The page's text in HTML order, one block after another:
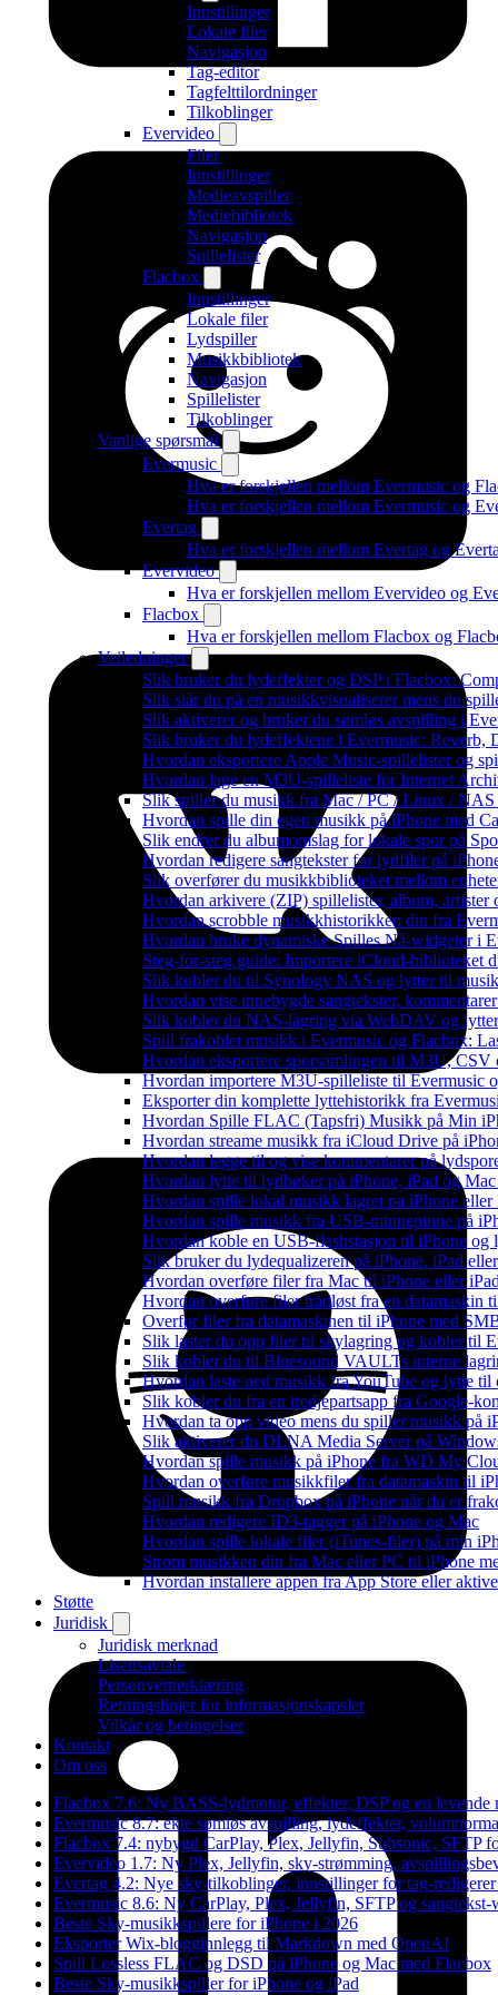
Innstillinger
Lokale filer
Navigasjon
Tag-editor
Tagfelttilordninger
Tilkoblinger
Evervideo
Filer
Innstillinger
Medieavspiller
Mediebibliotek
Navigasjon
Spillelister
Flacbox
Innstillinger
Lokale filer
Lydspiller
Musikkbibliotek
Navigasjon
Spillelister
Tilkoblinger
Vanlige spørsmål
Evermusic
Hva er forskjellen mellom Evermusic og
Hva er forskjellen mellom Evermusic og
Evertag
Hva er forskjellen mellom Evertag og
Evervideo
Hva er forskjellen mellom Evervideo og
Flacbox
Hva er forskjellen mellom Flacbox og
Veiledninger
Slik bruker du lydeffekter og DSP i Flacbox:
Slik slår du på en musikkvisualiserer mens du
Slik aktiverer og bruker du sømløs avspilling i
Slik bruker du lydeffektene i Evermusic: Reverb,
Hvordan eksportere Apple Music-spillelister og
Hvordan lage en M3U-spilleliste for Internet
Slik spiller du musikk fra Mac / PC / Linux /
Hvordan spille din egen musikk på iPhone med
Slik endrer du albumomslag for lokale spor på
Hvordan redigere sangtekster for lydfiler på
Slik overfører du musikkbiblioteket mellom
Hvordan arkivere (ZIP) spillelister, album,
Hvordan scrobble musikkhistorikken din fra
Hvordan bruke dynamiske Spilles Nå-widgeter i
Steg-for-steg guide: Importere iCloud-biblioteket
Slik kobler du til Synology NAS og lytter til
Hvordan vise innebygde sangtekster,
Slik kobler du NAS-lagring via WebDAV og
Spill frakoblet musikk i Evermusic og Flacbox:
Hvordan eksportere sporsamlingen til M3U,
Hvordan importere M3U-spilleliste til Evermusic
Eksporter din komplette lyttehistorikk fra
Hvordan Spille FLAC (Tapsfri) Musikk på Min
Hvordan streame musikk fra iCloud Drive på
Hvordan legge til og vise kommentarer på
Hvordan lytte til lydbøker på iPhone, iPad og
Hvordan spille lokal musikk lagret pa iPhone eller
Hvordan spille musikk fra USB-minnepinne på
Hvordan koble en USB-flashstasjon til iPhone
Slik bruker du lydequalizeren på iPhone, iPad
Hvordan overføre filer fra Mac til iPhone eller
Hvordan overføre filer trådløst fra en datamaskin
Overfør filer fra datamaskinen til iPhone med
Slik laster du opp filer til skylagring og kobler til
Slik kobler du til Bluesound VAULTs interne
Hvordan laste ned musikk fra YouTube og lytte
Slik kobler du fra en tredjepartsapp fra Google-
Hvordan ta opp video mens du spiller musikk på
Slik aktiverer du DLNA Media Server på
Hvordan spille musikk på iPhone fra WD My
Hvordan overføre musikkfiler fra datamaskin til
Spill musikk fra Dropbox på iPhone når du er
Hvordan redigere ID3-tagger på iPhone og Mac
Hvordan spille lokale filer (iTunes-filer) på min
Strøm musikken din fra Mac eller PC til iPhone
Hvordan installere appen fra App Store eller
Støtte
Juridisk
Juridisk merknad
Lisensavtale
Personvernerklæring
Retningslinjer for informasjonskapsler
Vilkår og betingelser
Kontakt
Om oss
Flacbox 7.6: Ny BASS-lydmotor, effekter, DSP og en levende
Evermusic 8.7: ekte sømløs avspilling, lydeffekter,
Flacbox 7.4: nybygd CarPlay, Plex, Jellyfin, Subsonic, SFTP
Evervideo 1.7: Ny Plex, Jellyfin, sky-strømming,
Evertag 4.2: Nye sky-tilkoblinger, innstillinger for tag-
Evermusic 8.6: Ny CarPlay, Plex, Jellyfin, SFTP og sangtekst-
Beste Sky-musikkspillere for iPhone i 2026
Eksporter Wix-blogginnlegg til Markdown med OpenAI
Spill Lossless FLAC og DSD på iPhone og Mac med Flacbox
Beste Sky-musikkspiller for iPhone og iPad